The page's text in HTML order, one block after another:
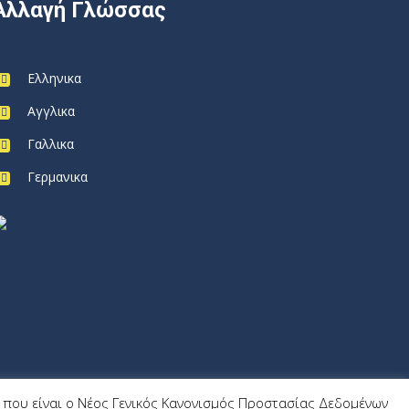
Γλώσσας
Ελληνικα
Αγγλικα
Γαλλικα
Γερμανικα
είναι ο Νέος Γενικός Κανονισμός Προστασίας Δεδομένων